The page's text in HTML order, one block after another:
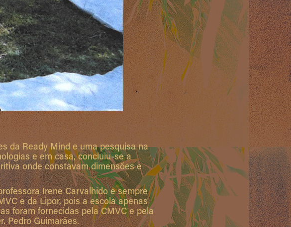
da Ready Mind e uma pesquisa na
e em casa, concluiu-se a
onde constavam dimensões e
Irene Carvalhido e sempre
e da Lipor, pois a escola apenas
foram fornecidas pela CMVC e pela
Pedro Guimarães.